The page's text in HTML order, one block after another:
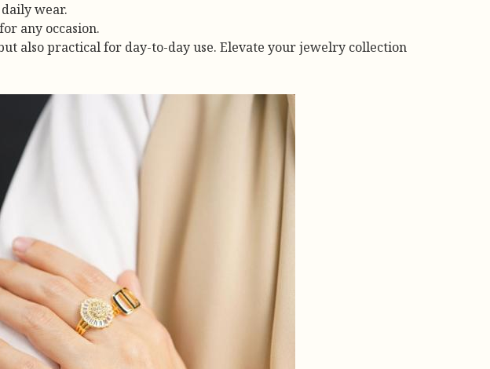
wear.
any occasion.
also practical for day-to-day use. Elevate your jewelry collection